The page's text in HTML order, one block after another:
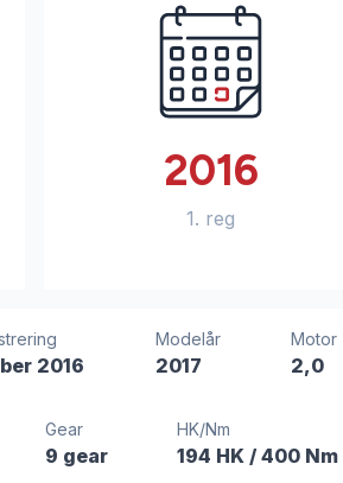
2016
1. reg
2016
Modelår
2017
Motor
2,0
Gear
9 gear
HK/Nm
194 HK / 400 Nm